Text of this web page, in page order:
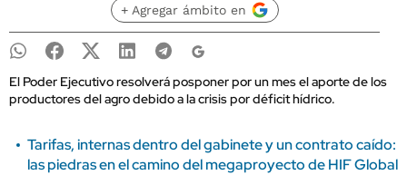
+ Agregar ámbito en
El Poder Ejecutivo resolverá posponer por un mes el aporte de los
productores del agro debido a la crisis por déficit hídrico.
Tarifas, internas dentro del gabinete y un contrato caído:
las piedras en el camino del megaproyecto de HIF Global